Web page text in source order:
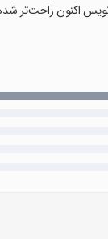
اکنون راحت‌تر